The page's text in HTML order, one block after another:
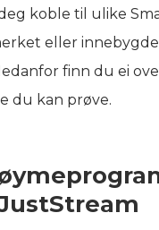
koble til ulike
eller
finn du ei
du kan prøve.